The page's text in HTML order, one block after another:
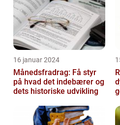
16 januar 2024
Månedsfradrag: Få styr
på hvad det indebærer og
dets historiske udvikling